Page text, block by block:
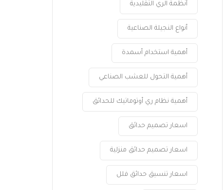
أنظمة الري التقليدية
أنواع النجيلة الصناعية
أهمية استخدام أسمدة
أهمية التحول للعشب الصناعي
أهمية نظام ري أوتوماتيك للحدائق
اسعار تصميم حدائق
اسعار تصميم حدائق منزلية
اسعار تنسيق حدائق فلل